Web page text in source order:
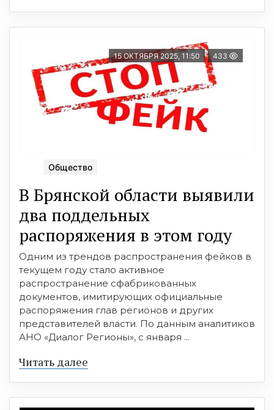
15 ОКТЯБРЯ 2025, 11:50 433
Общество
В Брянской области выявили
два поддельных
распоряжения в этом году
Одним из трендов распространения фейков в
текущем году стало активное
распространение сфабрикованных
документов, имитирующих официальные
распоряжения глав регионов и других
представителей власти. По данным аналитиков
АНО «Диалог Регионы», с января ...
Читать далее